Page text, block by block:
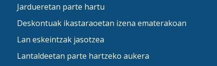
Jardueretan parte hartu
Deskontuak ikastaraoetan izena ematerakoan
Lan eskeintzak jasotzea
Lantaldeetan parte hartzeko aukera